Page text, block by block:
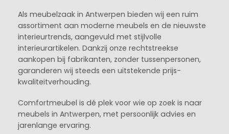
Als meubelzaak in Antwerpen bieden wij een ruim
assortiment aan moderne meubels en de nieuwste
interieurtrends, aangevuld met stijlvolle
interieurartikelen. Dankzij onze rechtstreekse
aankopen bij fabrikanten, zonder tussenpersonen,
garanderen wij steeds een uitstekende prijs-
kwaliteitverhouding.
Comfortmeubel is dé plek voor wie op zoek is naar
meubels in Antwerpen, met persoonlijk advies en
jarenlange ervaring.